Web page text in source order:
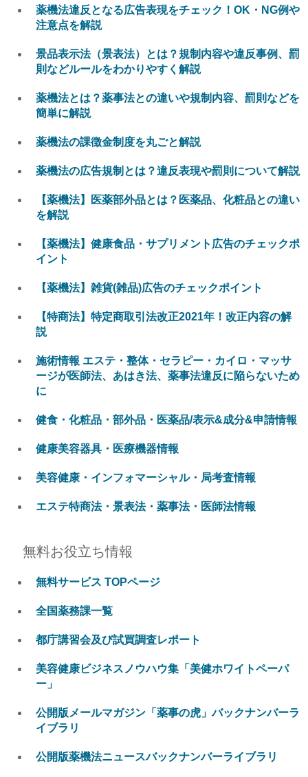
薬機法違反となる広告表現をチェック！OK・NG例や
注意点を解説
景品表示法（景表法）とは？規制内容や違反事例、罰
則などルールをわかりやすく解説
薬機法とは？薬事法との違いや規制内容、罰則などを
簡単に解説
薬機法の課徴金制度を丸ごと解説
薬機法の広告規制とは？違反表現や罰則について解説
【薬機法】医薬部外品とは？医薬品、化粧品との違い
を解説
【薬機法】健康食品・サプリメント広告のチェックポ
イント
【薬機法】雑貨(雑品)広告のチェックポイント
【特商法】特定商取引法改正2021年！改正内容の解
説
施術情報 エステ・整体・セラピー・カイロ・マッサ
ージが医師法、あはき法、薬事法違反に陥らないため
に
健食・化粧品・部外品・医薬品/表示&成分&申請情報
健康美容器具・医療機器情報
美容健康・インフォマーシャル・局考査情報
エステ特商法・景表法・薬事法・医師法情報
無料お役立ち情報
無料サービス TOPページ
全国薬務課一覧
都庁講習会及び試買調査レポート
美容健康ビジネスノウハウ集「美健ホワイトペーパ
ー」
公開版メールマガジン「薬事の虎」バックナンバーラ
イブラリ
公開版薬機法ニュースバックナンバーライブラリ